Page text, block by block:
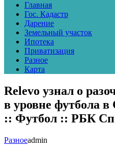
Главная
Гос. Кадастр
Дарение
Земельный участок
Ипотека
Приватизация
Разное
Карта
Relevo узнал о
в уровне футбола
:: Футбол :: РБК
Разноеadmin